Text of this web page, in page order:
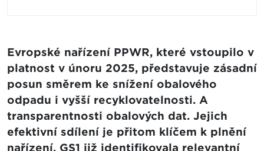
Evropské nařízení PPWR, které vstoupilo v
platnost v únoru 2025, představuje zásadní
posun směrem ke snížení obalového
odpadu i vyšší recyklovatelnosti. A
transparentnosti obalových dat. Jejich
efektivní sdílení je přitom klíčem k plnění
nařízení. GS1 již identifikovala relevantní